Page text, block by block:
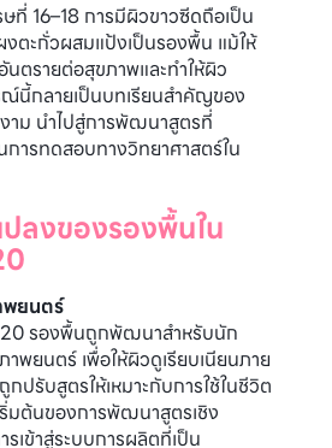
ที่ 16–18 การมีผิวขาวซีดถือเป็น
ตะกั่วผสมแป้งเป็นรองพื้น แม้ให้
ตรายต่อสุขภาพและทำให้ผิว
ณ์นี้กลายเป็นบทเรียนสำคัญของ
าม นำไปสู่การพัฒนาสูตรที่
การทดสอบทางวิทยาศาสตร์ใน
ลงของรองพื้นใน
พยนตร์
รองพื้นถูกพัฒนาสำหรับนัก
าพยนตร์ เพื่อให้ผิวดูเรียบเนียนภาย
ปรับสูตรให้เหมาะกับการใช้ในชีวิต
มต้นของการพัฒนาสูตรเชิง
เข้าสู่ระบบการผลิตที่เป็น